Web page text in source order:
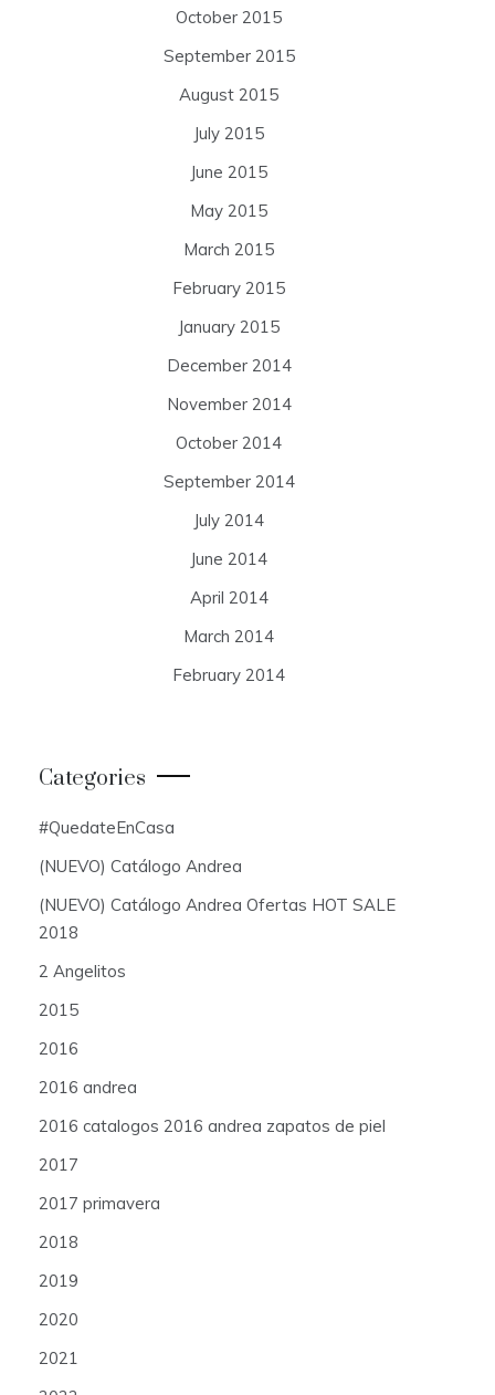
October 2015
September 2015
August 2015
July 2015
June 2015
May 2015
March 2015
February 2015
January 2015
December 2014
November 2014
October 2014
September 2014
July 2014
June 2014
April 2014
March 2014
February 2014
Categories
#QuedateEnCasa
(NUEVO) Catálogo Andrea
(NUEVO) Catálogo Andrea Ofertas HOT SALE
2018
2 Angelitos
2015
2016
2016 andrea
2016 catalogos 2016 andrea zapatos de piel
2017
2017 primavera
2018
2019
2020
2021